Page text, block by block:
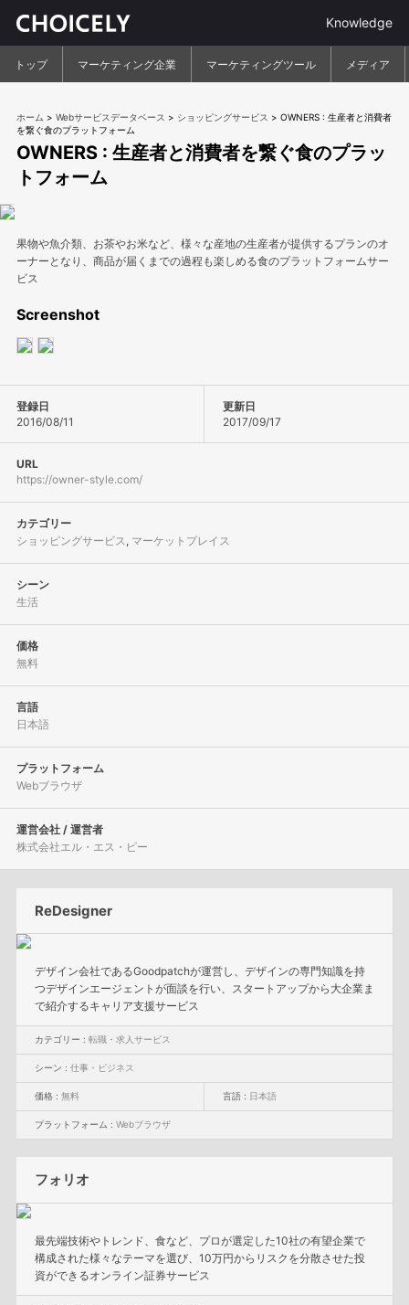
Knowledge
トップ マーケティング企業 マーケティングツール メディア
ホーム > Webサービスデータベース > ショッピングサービス > OWNERS : 生産者と消費者
を繋ぐ食のプラットフォーム
OWNERS : 生産者と消費者を繋ぐ食のプラッ
トフォーム
果物や魚介類、お茶やお米など、様々な産地の生産者が提供するプランのオ
ーナーとなり、商品が届くまでの過程も楽しめる食のプラットフォームサー
ビス
Screenshot
登録日
2016/08/11
更新日
2017/09/17
URL
https://owner-style.com/
カテゴリー
ショッピングサービス, マーケットプレイス
シーン
生活
価格
無料
言語
日本語
プラットフォーム
Webブラウザ
運営会社 / 運営者
株式会社エル・エス・ピー
ReDesigner
デザイン会社であるGoodpatchが運営し、デザインの専門知識を持
つデザインエージェントが面談を行い、スタートアップから大企業ま
で紹介するキャリア支援サービス
カテゴリー : 転職・求人サービス
シーン : 仕事・ビジネス
価格 : 無料 言語 : 日本語
プラットフォーム : Webブラウザ
フォリオ
最先端技術やトレンド、食など、プロが選定した10社の有望企業で
構成された様々なテーマを選び、10万円からリスクを分散させた投
資ができるオンライン証券サービス